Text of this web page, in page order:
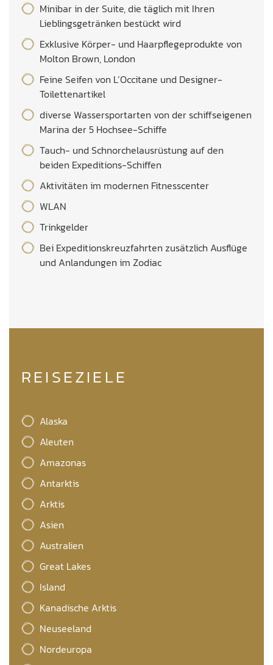
Minibar in der Suite, die täglich mit Ihren
Lieblingsgetränken bestückt wird
Exklusive Körper- und Haarpflegeprodukte von
Molton Brown, London
Feine Seifen von L’Occitane und Designer-
Toilettenartikel
diverse Wassersportarten von der schiffseigenen
Marina der 5 Hochsee-Schiffe
Tauch- und Schnorchelausrüstung auf den
beiden Expeditions-Schiffen
Aktivitäten im modernen Fitnesscenter
WLAN
Trinkgelder
Bei Expeditionskreuzfahrten zusätzlich Ausflüge
und Anlandungen im Zodiac
REISEZIELE
Alaska
Aleuten
Amazonas
Antarktis
Arktis
Asien
Australien
Great Lakes
Island
Kanadische Arktis
Neuseeland
Nordeuropa